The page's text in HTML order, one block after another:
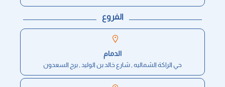
الفروع
الدمام
حي الراكة الشماليه , شارع خالد بن الوليد , برج السعدون